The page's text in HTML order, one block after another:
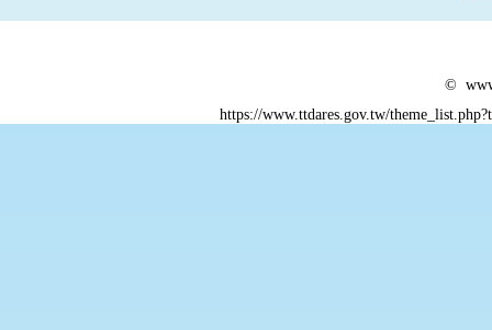
©
https://www.ttdares.gov.tw/